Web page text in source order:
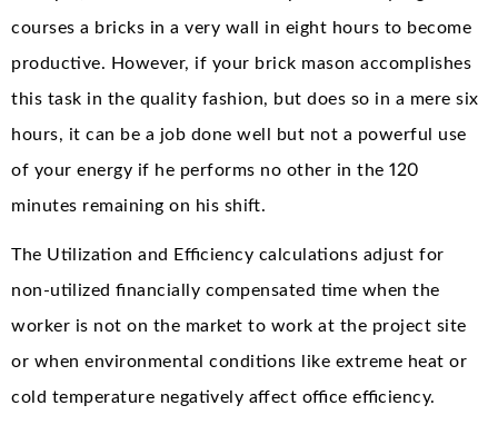
courses a bricks in a very wall in eight hours to become
productive. However, if your brick mason accomplishes
this task in the quality fashion, but does so in a mere six
hours, it can be a job done well but not a powerful use
of your energy if he performs no other in the 120
minutes remaining on his shift.
The Utilization and Efficiency calculations adjust for
non-utilized financially compensated time when the
worker is not on the market to work at the project site
or when environmental conditions like extreme heat or
cold temperature negatively affect office efficiency.